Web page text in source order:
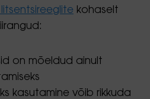
kohaselt
on mõeldud ainult
kasutamine võib rikkuda